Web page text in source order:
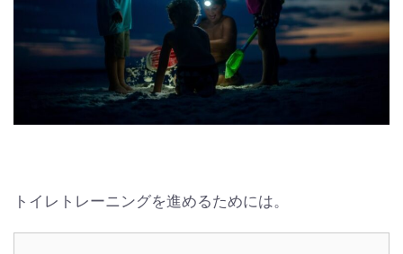
トイレトレーニングを進めるためには。